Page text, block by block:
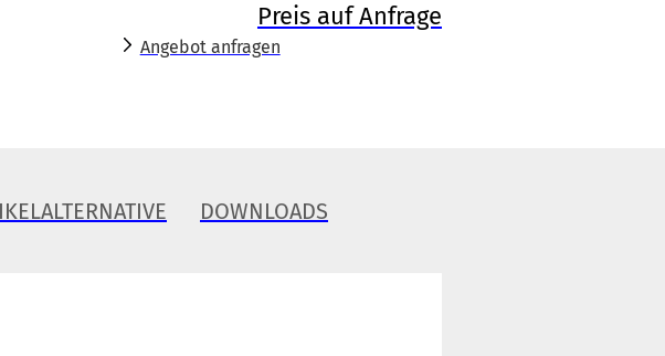
Preis auf Anfrage
Angebot anfragen
DOWNLOADS